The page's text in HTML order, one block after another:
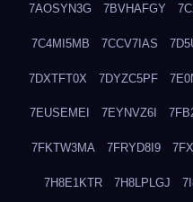
7AOSYN3G 7BVHAFGY
7C4MI5MB 7CCV7IAS
7DXTFT0X 7DYZC5PF
7EUSEMEI 7EYNVZ6I
7FKTW3MA 7FRYD8I9
7H8E1KTR 7H8LPLGJ